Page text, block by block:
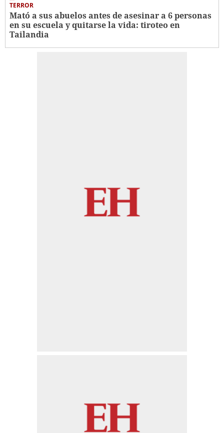
TERROR
Mató a sus abuelos antes de asesinar a 6 personas
en su escuela y quitarse la vida: tiroteo en
Tailandia